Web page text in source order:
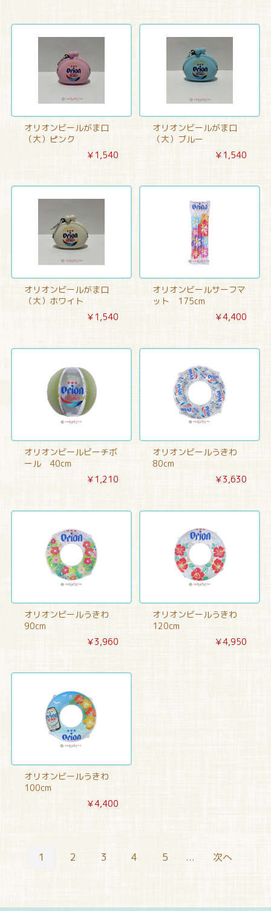
オリオンビールがま口
（大）ピンク
￥1,540
オリオンビールがま口
（大）ブルー
￥1,540
オリオンビールがま口
（大）ホワイト
￥1,540
オリオンビールサーフマ
ット 175cm
￥4,400
オリオンビールビーチボ
ール 40cm
￥1,210
オリオンビールうきわ
80cm
￥3,630
オリオンビールうきわ
90cm
￥3,960
オリオンビールうきわ
120cm
￥4,950
オリオンビールうきわ
100cm
￥4,400
1 2 3 4 5 ... 次へ